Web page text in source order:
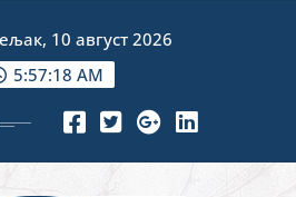
10 август 2026
5:57:20 AM